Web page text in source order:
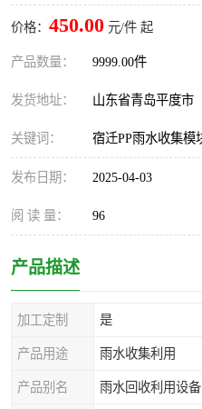
价格： 450.00 元/件 起
产品数量： 9999.00件
发货地址： 山东省青岛平度市
关键词： 宿迁PP雨水收集模
发布日期： 2025-04-03
阅 读 量： 96
产品描述
加工定制 是
产品用途 雨水收集利用
产品别名 雨水回收利用设备
水平自清洗格栅